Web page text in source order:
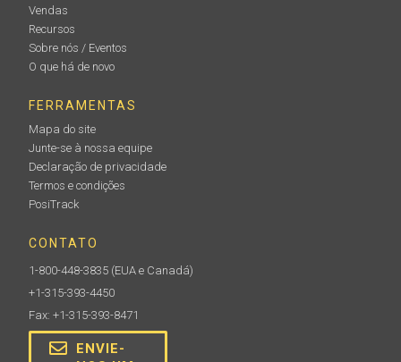
Vendas
Recursos
Sobre nós / Eventos
O que há de novo
FERRAMENTAS
Mapa do site
Junte-se à nossa equipe
Declaração de privacidade
Termos e condições
PosiTrack
CONTATO
1-800-448-3835 (EUA e Canadá)
+1-315-393-4450
Fax: +1-315-393-8471
ENVIE-